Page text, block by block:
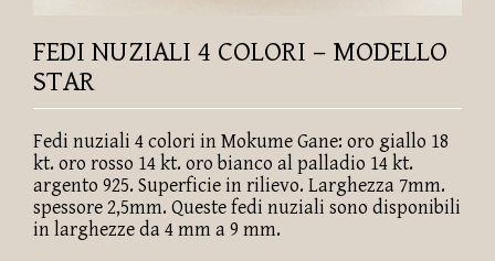
FEDI NUZIALI 4 COLORI – MODELLO
STAR
Fedi nuziali 4 colori in Mokume Gane: oro giallo 18
kt. oro rosso 14 kt. oro bianco al palladio 14 kt.
argento 925. Superficie in rilievo. Larghezza 7mm.
spessore 2,5mm. Queste fedi nuziali sono disponibili
in larghezze da 4 mm a 9 mm.